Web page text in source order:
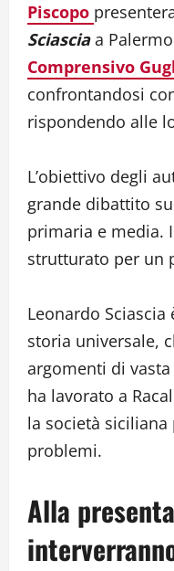
Piscopo
Sciasciaa Palermo
Comprensivo
confrontandosi
rispondendo alle
L’obiettivo degli
grande dibattito
primaria e media.
strutturato per un
Leonardo
storia universale,
argomenti di
ha lavorato a
la società siciliana
problemi.
Alla